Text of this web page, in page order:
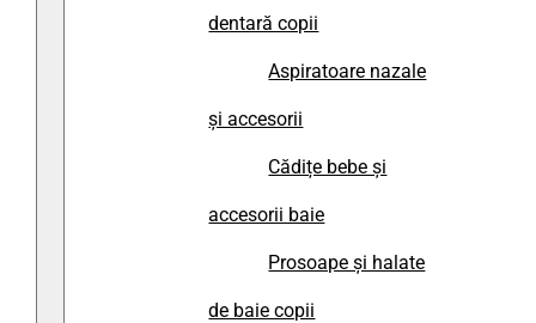
dentară copii
Aspiratoare nazale
și accesorii
Cădițe bebe și
accesorii baie
Prosoape și halate
de baie copii